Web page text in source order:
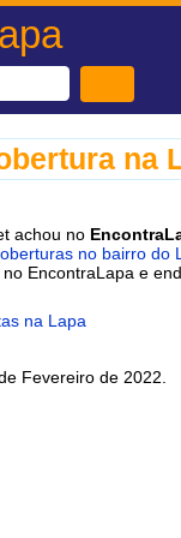
na
achou no
no bairro do
EncontraLapa e
na Lapa
Fevereiro de 2022.